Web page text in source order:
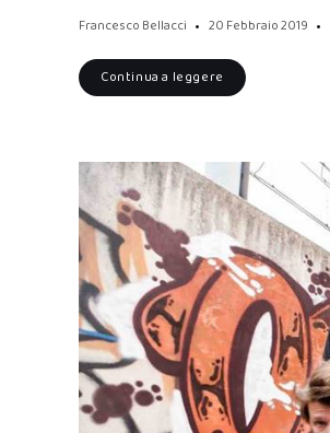
Francesco Bellacci 20 Febbraio 2019
Continua a leggere